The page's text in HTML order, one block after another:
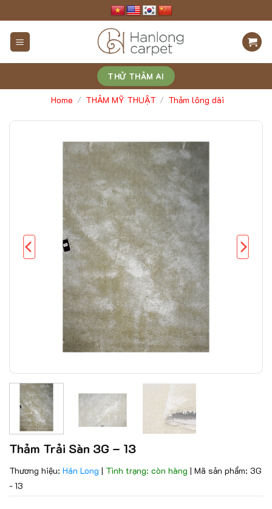
to
content
THỬ THẢM AI
Home / THẢM MỸ THUẬT / Thảm lông dài
Thảm Trải Sàn 3G – 13
Thương hiệu: Hán Long | Tình trạng: còn hàng | Mã sản phẩm: 3G
- 13